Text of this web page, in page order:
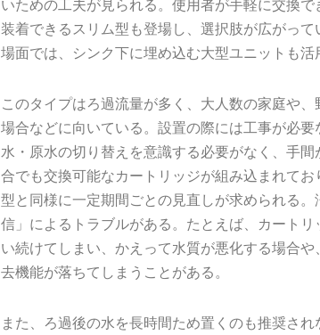
いための工夫が見られる。使用者が手軽に交換
装着できるスリム型も登場し、選択肢が広がっ
場面では、シンク下に埋め込む大型ユニットも活
このタイプはろ過流量が多く、大人数の家庭や
場合などに向いている。設置の際には工事が必
水・原水の切り替えを意識する必要がなく、手
合でも交換可能なカートリッジが組み込まれて
型と同様に一定期間ごとの見直しが求められる
信」によるトラブルがある。たとえば、カート
い続けてしまい、かえって水質が悪化する場合
去機能が落ちてしまうことがある。
また、ろ過後の水を長時間ため置くのも推奨さ